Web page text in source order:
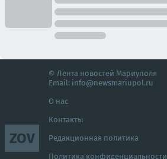
ZOV
© Лента новостей Мариуполя
Email: info@newsmariupol.ru
О нас
Контакты
Редакционная политика
Политика конфиденциальности